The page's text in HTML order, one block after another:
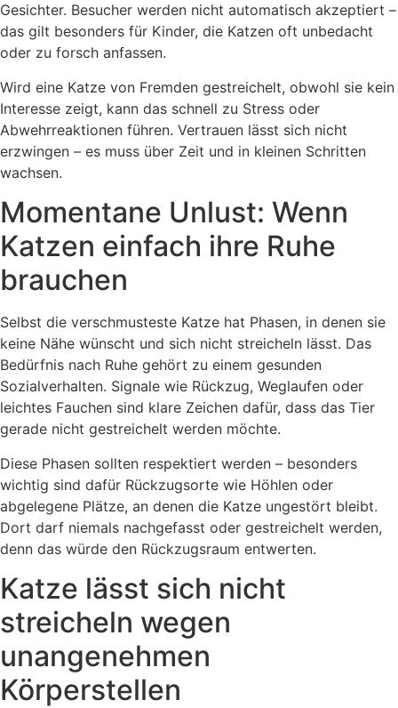
Gesichter. Besucher werden nicht automatisch akzeptiert –
das gilt besonders für Kinder, die Katzen oft unbedacht
oder zu forsch anfassen.
Wird eine Katze von Fremden gestreichelt, obwohl sie kein
Interesse zeigt, kann das schnell zu Stress oder
Abwehrreaktionen führen. Vertrauen lässt sich nicht
erzwingen – es muss über Zeit und in kleinen Schritten
wachsen.
Momentane Unlust: Wenn
Katzen einfach ihre Ruhe
brauchen
Selbst die verschmusteste Katze hat Phasen, in denen sie
keine Nähe wünscht und sich nicht streicheln lässt. Das
Bedürfnis nach Ruhe gehört zu einem gesunden
Sozialverhalten. Signale wie Rückzug, Weglaufen oder
leichtes Fauchen sind klare Zeichen dafür, dass das Tier
gerade nicht gestreichelt werden möchte.
Diese Phasen sollten respektiert werden – besonders
wichtig sind dafür Rückzugsorte wie Höhlen oder
abgelegene Plätze, an denen die Katze ungestört bleibt.
Dort darf niemals nachgefasst oder gestreichelt werden,
denn das würde den Rückzugsraum entwerten.
Katze lässt sich nicht
streicheln wegen
unangenehmen
Körperstellen